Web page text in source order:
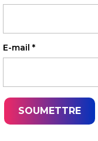
E-mail *